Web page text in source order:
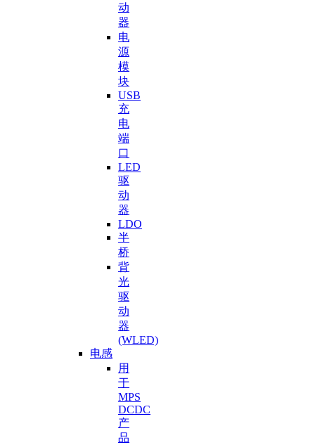
动
器
电
源
模
块
USB
充
电
端
口
LED
驱
动
器
LDO
半
桥
背
光
驱
动
器
(WLED)
电感
用
于
MPS
DCDC
产
品